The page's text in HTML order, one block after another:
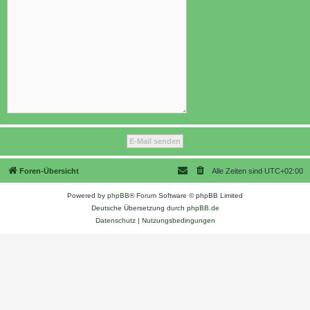
Foren-Übersicht Alle Zeiten sind UTC+02:00
Powered by phpBB® Forum Software © phpBB Limited
Deutsche Übersetzung durch phpBB.de
Datenschutz| Nutzungsbedingungen